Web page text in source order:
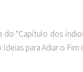
“Capítulo dos
para Adiar o